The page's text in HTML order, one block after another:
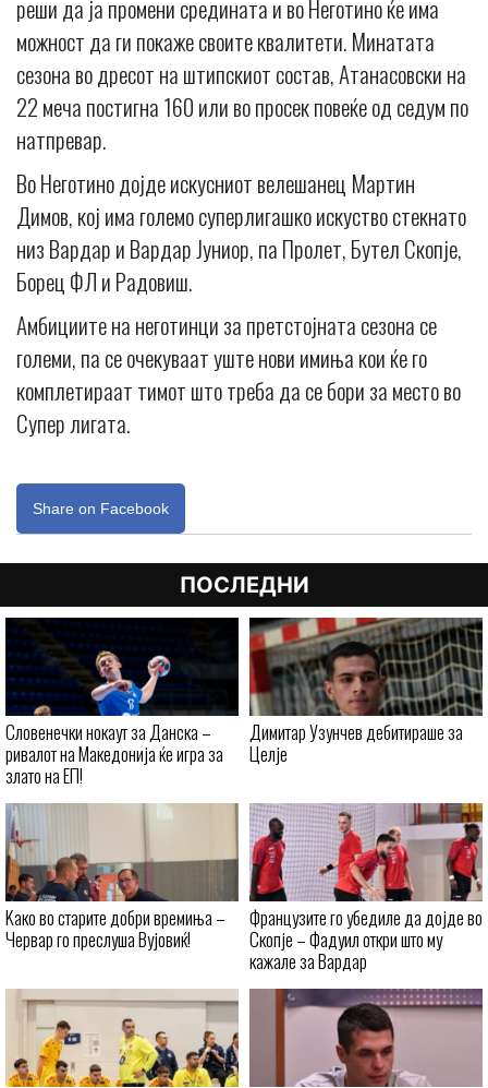
реши да ја промени средината и во Неготино ќе има
можност да ги покаже своите квалитети. Минатата
сезона во дресот на штипскиот состав, Атанасовски на
22 меча постигна 160 или во просек повеќе од седум по
натпревар.
Во Неготино дојде искусниот велешанец Мартин
Димов, кој има големо суперлигашко искуство стекнато
низ Вардар и Вардар Јуниор, па Пролет, Бутел Скопје,
Борец ФЛ и Радовиш.
Амбициите на неготинци за претстојната сезона се
големи, па се очекуваат уште нови имиња кои ќе го
комплетираат тимот што треба да се бори за место во
Супер лигата.
Share on Facebook
ПОСЛЕДНИ
Словенечки нокаут за Данска –
ривалот на Македонија ќе игра за
злато на ЕП!
Димитар Узунчев дебитираше за
Целје
Kaко во старите добри времиња –
Червар го преслуша Вујовиќ!
Французите го убедиле да дојде во
Скопје – Фадуил откри што му
кажале за Вардар